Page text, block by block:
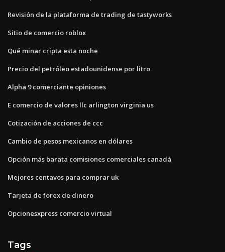
Revisión de la plataforma de trading de tastyworks
Sitio de comercio roblox
Qué minar cripta esta noche
Precio del petróleo estadounidense por litro
Alpha 9 comerciante opiniones
E comercio de valores llc arlington virginia us
Cotización de acciones de ccc
Cambio de pesos mexicanos en dólares
Opción más barata comisiones comerciales canadá
Mejores centavos para comprar uk
Tarjeta de forex de dinero
Opcionesxpress comercio virtual
Tags